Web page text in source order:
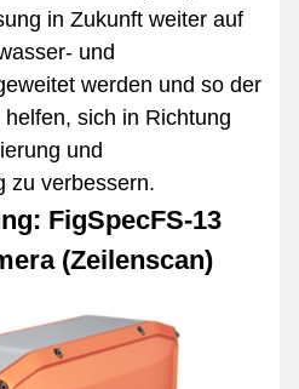
in Zukunft weiter auf
und
werden und so der
sich in Richtung
und
zu verbessern.
FigSpecFS-13
(Zeilenscan)